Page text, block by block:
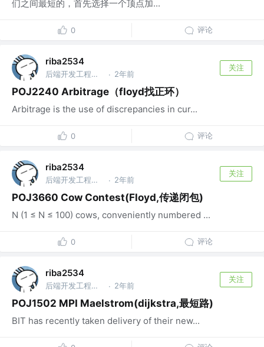
们之间最短的，首先选择一个顶点加...
0 评论
riba2534
后端开发工程师 @字节跳动 · 2年前
关注
POJ2240 Arbitrage（floyd找正环）
Arbitrage is the use of discrepancies in cur...
0 评论
riba2534
后端开发工程师 @字节跳动 · 2年前
关注
POJ3660 Cow Contest(Floyd,传递闭包)
N (1 ≤ N ≤ 100) cows, conveniently numbered ...
0 评论
riba2534
后端开发工程师 @字节跳动 · 2年前
关注
POJ1502 MPI Maelstrom(dijkstra,最短路)
BIT has recently taken delivery of their new...